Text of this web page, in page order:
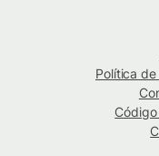
Política